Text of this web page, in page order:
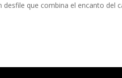
que combina el encanto del